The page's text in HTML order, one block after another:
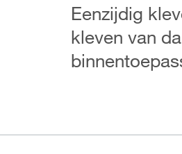
Eenzijdig
kleven van